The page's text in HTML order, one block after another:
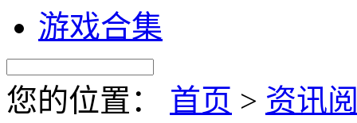
游戏合集
您的位置： 首页 > 资讯